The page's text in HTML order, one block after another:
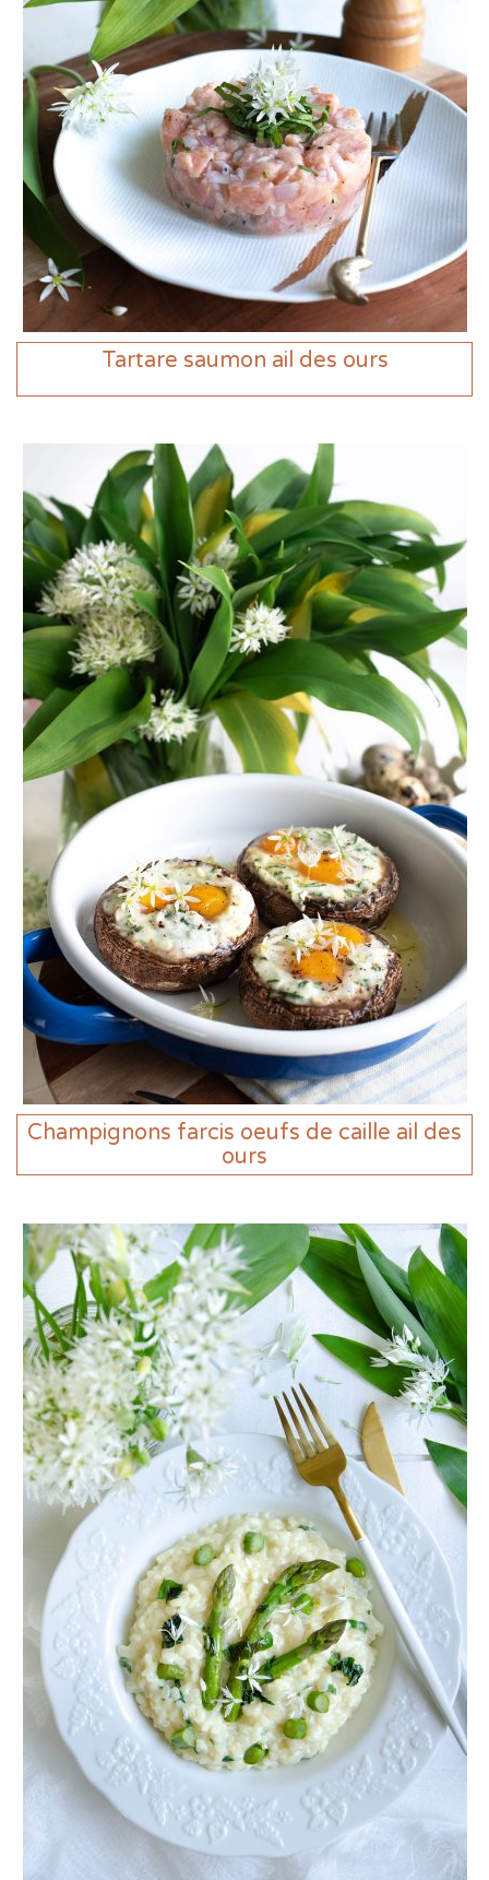
Tartare saumon ail des ours
Champignons farcis oeufs de caille ail des
ours